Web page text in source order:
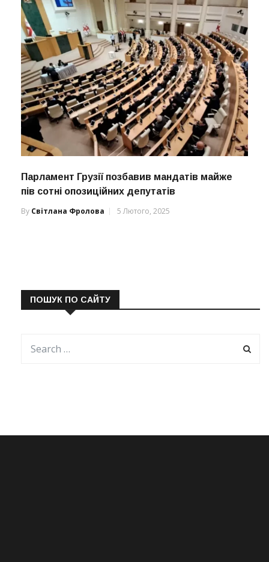
Парламент Грузії позбавив мандатів майже
пів сотні опозиційних депутатів
By Світлана Фролова 5 Лютого, 2025
ПОШУК ПО САЙТУ